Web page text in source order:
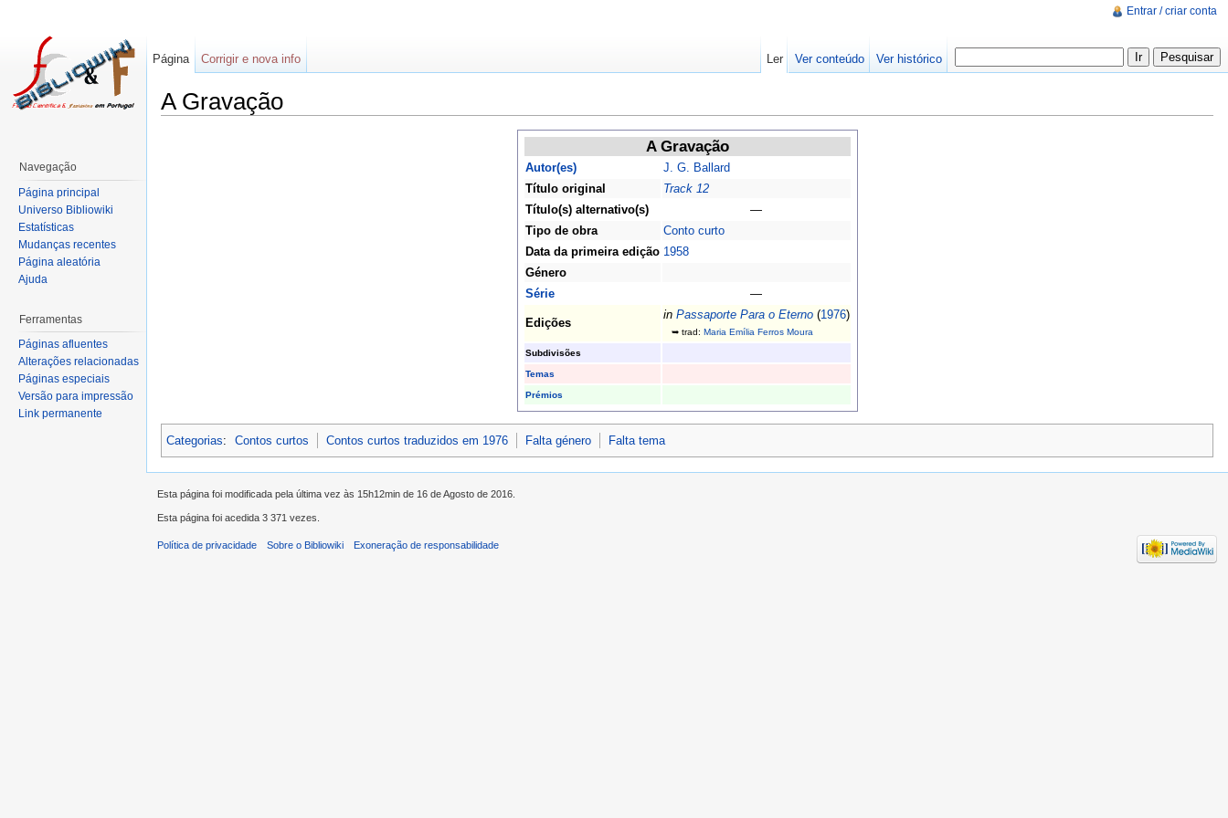
A Gravação
A Gravação
Autor(es)
J. G. Ballard
Título original
Track 12
Título(s) alternativo(s)
—
Tipo de obra
Conto curto
Data da primeira edição 1958
Género
Série
—
Edições
in Passaporte Para o Eterno(1976)
➥ trad: Maria Emília Ferros Moura
Subdivisões
Temas
Prémios
Categorias: Contos curtos Contos curtos traduzidos em 1976 Falta género Falta tema
Entrar / criar conta
Página Corrigir e nova info Ler Ver conteúdo Ver histórico
Navegação
Página principal
Universo Bibliowiki
Estatísticas
Mudanças recentes
Página aleatória
Ajuda
Ferramentas
Páginas afluentes
Alterações relacionadas
Páginas especiais
Versão para impressão
Link permanente
Esta página foi modificada pela última vez às 15h12min de 16 de Agosto de 2016.
Esta página foi acedida 3 371 vezes.
Política de privacidade Sobre o Bibliowiki Exoneração de responsabilidade